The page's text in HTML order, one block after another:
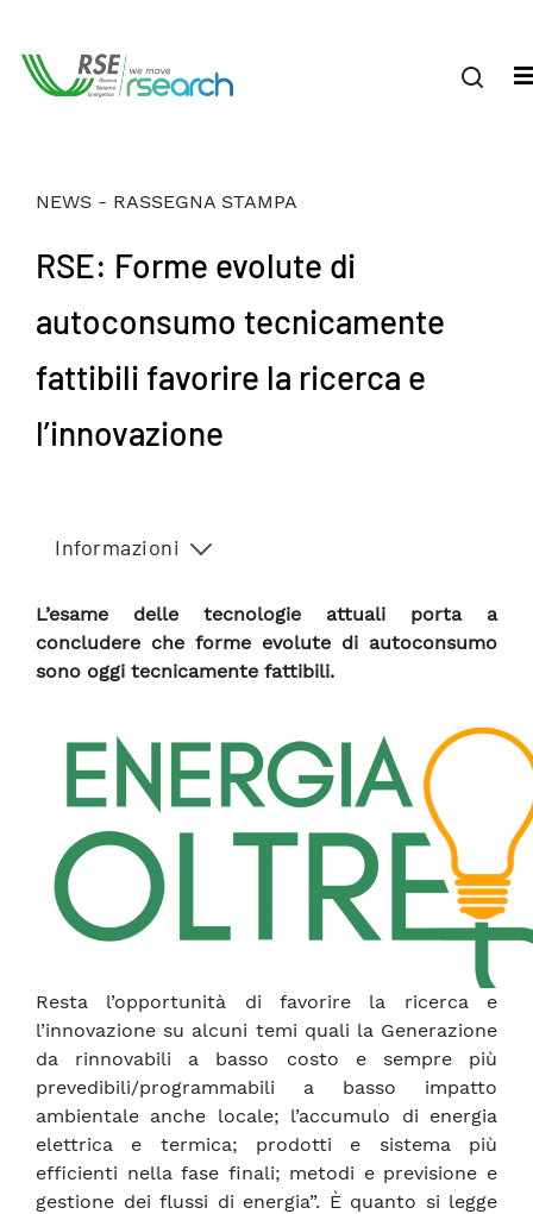
NEWS - RASSEGNA STAMPA
RSE: Forme evolute di
autoconsumo tecnicamente
fattibili favorire la ricerca e
l’innovazione
Informazioni
L’esame delle tecnologie attuali porta a
concludere che forme evolute di autoconsumo
sono oggi tecnicamente fattibili.
Resta l’opportunità di favorire la ricerca e
l’innovazione su alcuni temi quali la Generazione
da rinnovabili a basso costo e sempre più
prevedibili/programmabili a basso impatto
ambientale anche locale; l’accumulo di energia
elettrica e termica; prodotti e sistema più
efficienti nella fase finali; metodi e previsione e
gestione dei flussi di energia”. È quanto si legge